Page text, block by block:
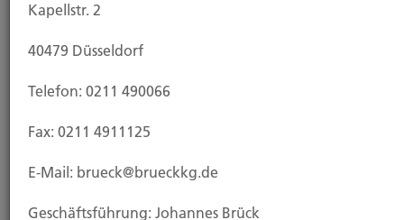
Kauf Grundstück
Kapellstr. 2
40479 Düsseldorf
Telefon: 0211 490066
Fax: 0211 4911125
E-Mail: brueck@brueckkg.de
Geschäftsführung: Johannes Brück